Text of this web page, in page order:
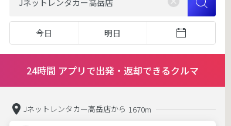
今日 明日
24時間 アプリで出発・返却できるクルマ
Jネットレンタカー高岳店から 1670m